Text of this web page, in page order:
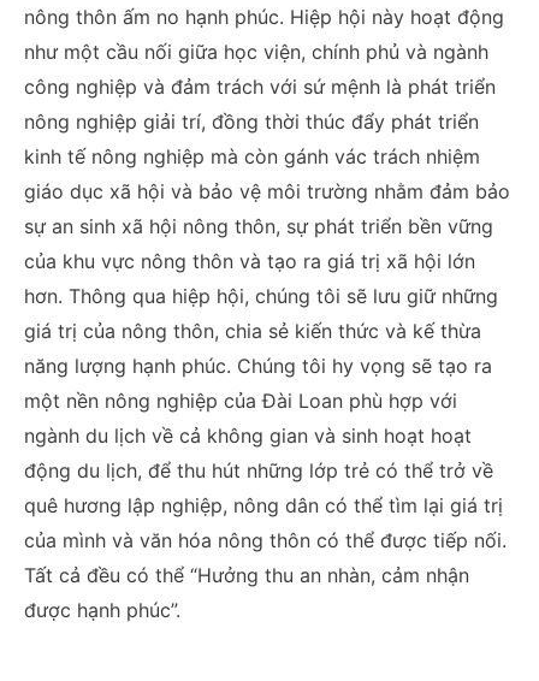
nông thôn ấm no hạnh phúc. Hiệp hội này hoạt động
như một cầu nối giữa học viện, chính phủ và ngành
công nghiệp và đảm trách với sứ mệnh là phát triển
nông nghiệp giải trí, đồng thời thúc đẩy phát triển
kinh tế nông nghiệp mà còn gánh vác trách nhiệm
giáo dục xã hội và bảo vệ môi trường nhằm đảm bảo
sự an sinh xã hội nông thôn, sự phát triển bền vững
của khu vực nông thôn và tạo ra giá trị xã hội lớn
hơn. Thông qua hiệp hội, chúng tôi sẽ lưu giữ những
giá trị của nông thôn, chia sẻ kiến thức và kế thừa
năng lượng hạnh phúc. Chúng tôi hy vọng sẽ tạo ra
một nền nông nghiệp của Đài Loan phù hợp với
ngành du lịch về cả không gian và sinh hoạt hoạt
động du lịch, để thu hút những lớp trẻ có thể trở về
quê hương lập nghiệp, nông dân có thể tìm lại giá trị
của mình và văn hóa nông thôn có thể được tiếp nối.
Tất cả đều có thể “Hưởng thu an nhàn, cảm nhận
được hạnh phúc”.